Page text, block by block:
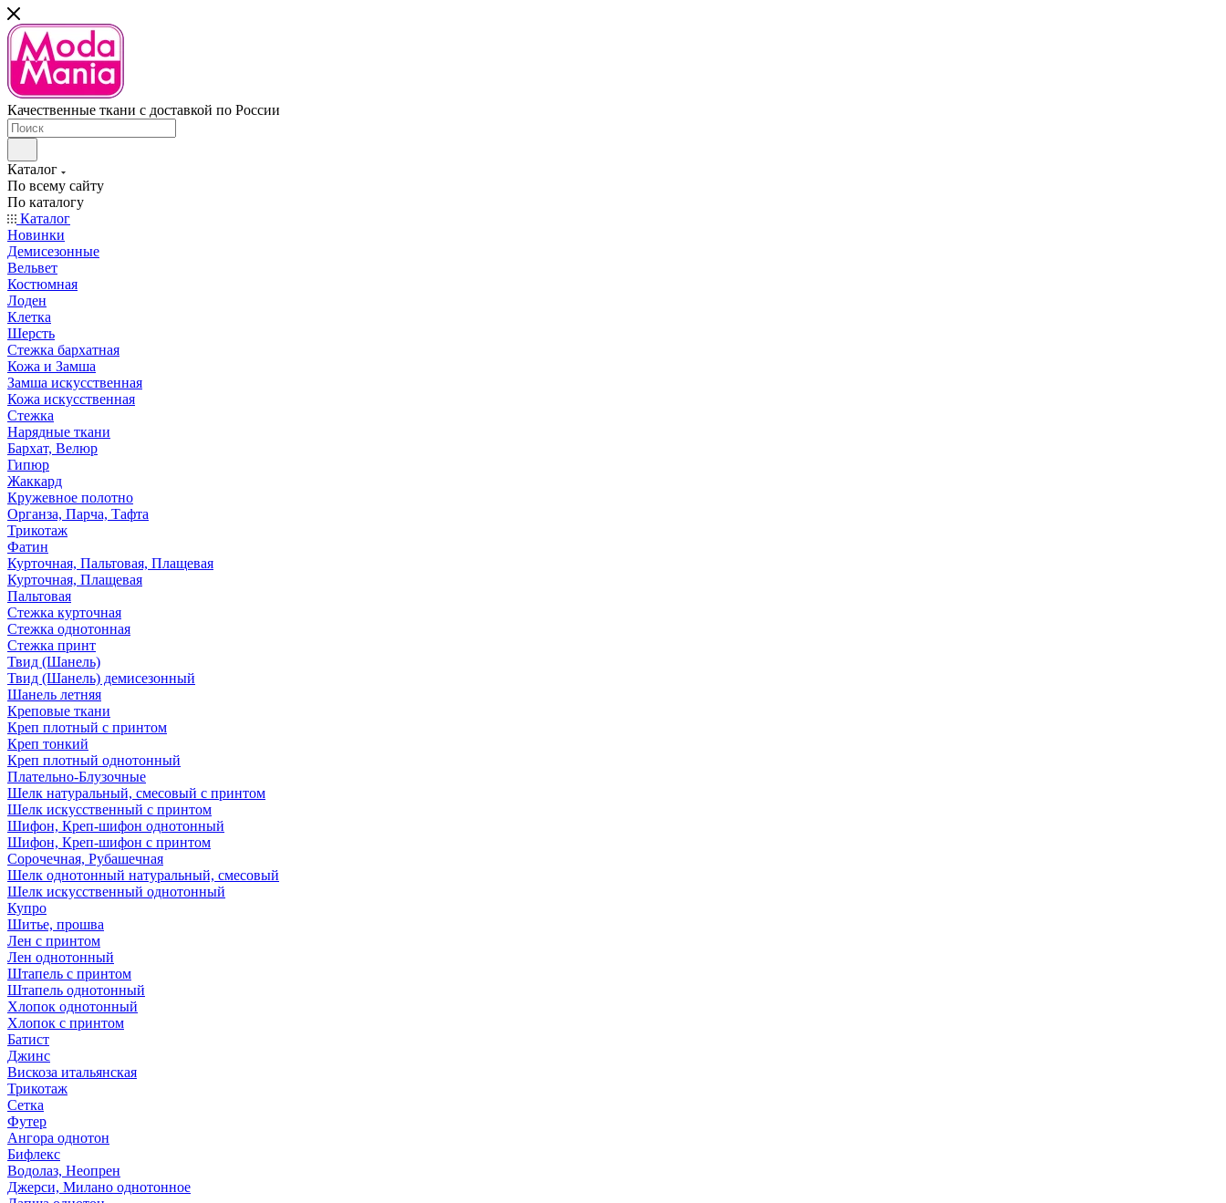
Качественные ткани с доставкой по России
Каталог
По всему сайту
По каталогу
Каталог
Новинки
Демисезонные
Вельвет
Костюмная
Лоден
Клетка
Шерсть
Стежка бархатная
Кожа и Замша
Замша искусственная
Кожа искусственная
Стежка
Нарядные ткани
Бархат, Велюр
Гипюр
Жаккард
Кружевное полотно
Органза, Парча, Тафта
Трикотаж
Фатин
Курточная, Пальтовая, Плащевая
Курточная, Плащевая
Пальтовая
Стежка курточная
Стежка однотонная
Стежка принт
Твид (Шанель)
Твид (Шанель) демисезонный
Шанель летняя
Креповые ткани
Креп плотный с принтом
Креп тонкий
Креп плотный однотонный
Плательно-Блузочные
Шелк натуральный, смесовый с принтом
Шелк искусственный с принтом
Шифон, Креп-шифон однотонный
Шифон, Креп-шифон с принтом
Сорочечная, Рубашечная
Шелк однотонный натуральный, смесовый
Шелк искусственный однотонный
Купро
Шитье, прошва
Лен с принтом
Лен однотонный
Штапель с принтом
Штапель однотонный
Хлопок однотонный
Хлопок с принтом
Батист
Джинс
Вискоза итальянская
Трикотаж
Сетка
Футер
Ангора однотон
Бифлекс
Водолаз, Неопрен
Джерси, Милано однотонное